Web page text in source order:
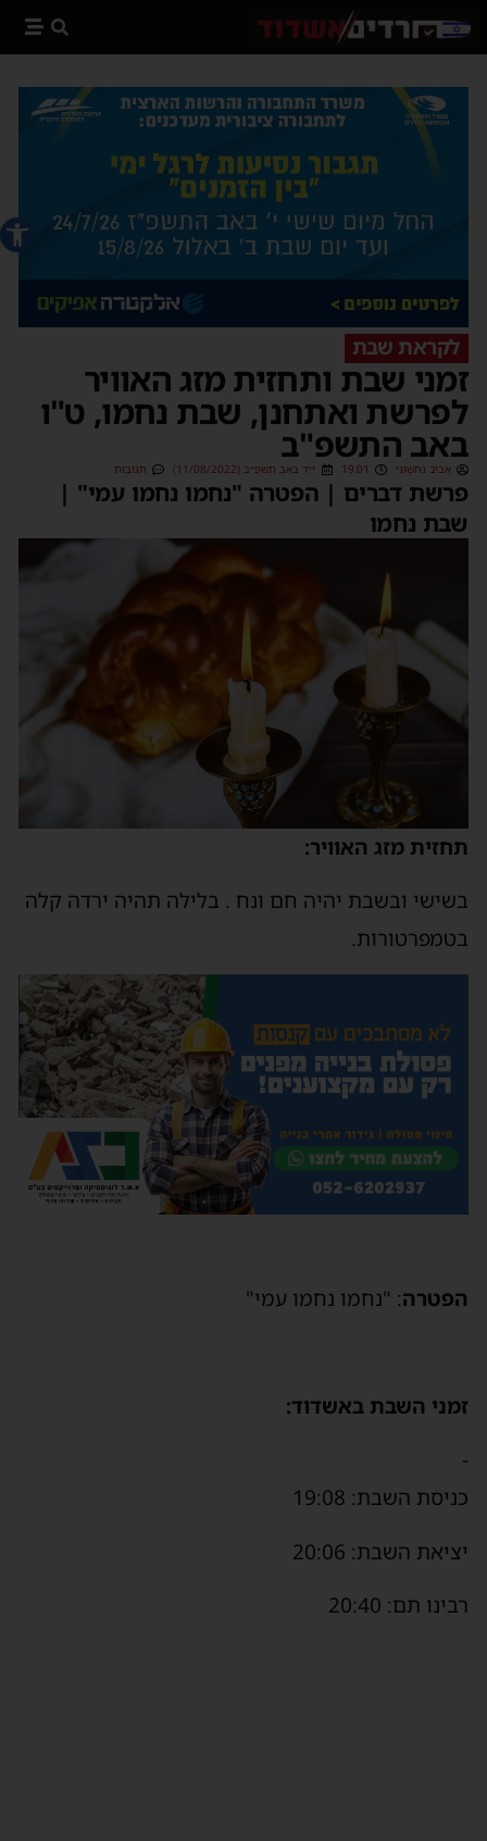
פתח
לקראת שבת
זמני שבת ותחזית מזג האוויר
לפרשת ואתחנן, שבת נחמו, ט"ו
באב התשפ"ב
אביב נחשוני 19:01 י״ד באב תשפ״ב (11/08/2022) תגובות
פרשת דברים | הפטרה "נחמו נחמו עמי" |
שבת נחמו
תחזית מזג האוויר:
בשישי ובשבת יהיה חם ונח . בלילה תהיה ירדה קלה
בטמפרטורות.
הפטרה: "נחמו נחמו עמי"
זמני השבת באשדוד:
-
כניסת השבת: 19:08
יציאת השבת: 20:06
רבינו תם: 20:40